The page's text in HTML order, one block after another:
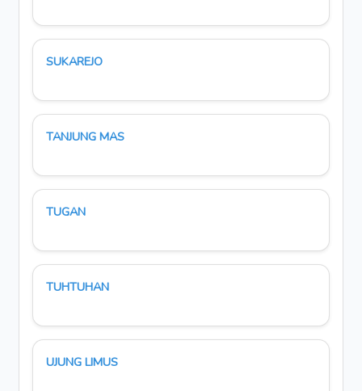
SUKAREJO
TANJUNG MAS
TUGAN
TUHTUHAN
UJUNG LIMUS